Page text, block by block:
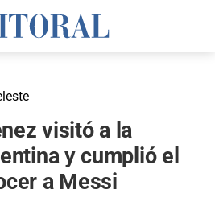
visitó a la
y cumplió el
a Messi